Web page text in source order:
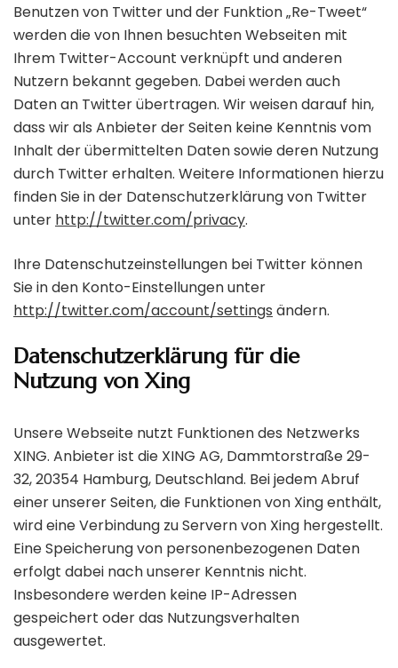
Benutzen von Twitter und der Funktion „Re-Tweet“
werden die von Ihnen besuchten Webseiten mit
Ihrem Twitter-Account verknüpft und anderen
Nutzern bekannt gegeben. Dabei werden auch
Daten an Twitter übertragen. Wir weisen darauf hin,
dass wir als Anbieter der Seiten keine Kenntnis vom
Inhalt der übermittelten Daten sowie deren Nutzung
durch Twitter erhalten. Weitere Informationen hierzu
finden Sie in der Datenschutzerklärung von Twitter
unter http://twitter.com/privacy.
Ihre Datenschutzeinstellungen bei Twitter können
Sie in den Konto-Einstellungen unter
http://twitter.com/account/settings ändern.
Datenschutzerklärung für die
Nutzung von Xing
Unsere Webseite nutzt Funktionen des Netzwerks
XING. Anbieter ist die XING AG, Dammtorstraße 29-
32, 20354 Hamburg, Deutschland. Bei jedem Abruf
einer unserer Seiten, die Funktionen von Xing enthält,
wird eine Verbindung zu Servern von Xing hergestellt.
Eine Speicherung von personenbezogenen Daten
erfolgt dabei nach unserer Kenntnis nicht.
Insbesondere werden keine IP-Adressen
gespeichert oder das Nutzungsverhalten
ausgewertet.